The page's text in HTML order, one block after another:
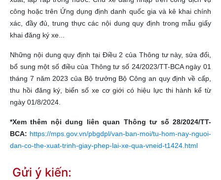
công hoặc trên Ứng dụng định danh quốc gia và kê khai chính
xác, đầy đủ, trung thực các nội dung quy định trong mẫu giấy
khai đăng ký xe...
Những nội dung quy định tại Điều 2 của Thông tư này, sửa đổi,
bổ sung một số điều của Thông tư số 24/2023/TT-BCA ngày 01
tháng 7 năm 2023 của Bộ trưởng Bộ Công an quy định về cấp,
thu hồi đăng ký, biển số xe cơ giới có hiệu lực thi hành kể từ
ngày 01/8/2024.
*Xem thêm nội dung liên quan Thông tư số 28/2024/TT-
BCA: https://mps.gov.vn/pbgdpl/van-ban-moi/tu-hom-nay-nguoi-
dan-co-the-xuat-trinh-giay-phep-lai-xe-qua-vneid-t1424.html
Gửi ý kiến: